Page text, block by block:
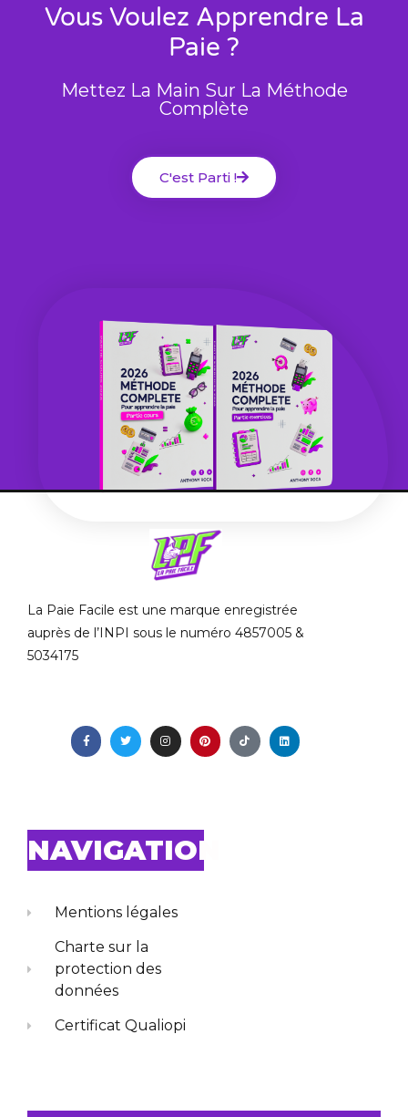
Vous Voulez Apprendre La
Paie ?
Mettez La Main Sur La Méthode
Complète
C'est Parti !
La Paie Facile est une marque enregistrée
auprès de l’INPI sous le numéro 4857005 &
5034175
NAVIGATION
Mentions légales
Charte sur la
protection des
données
Certificat Qualiopi